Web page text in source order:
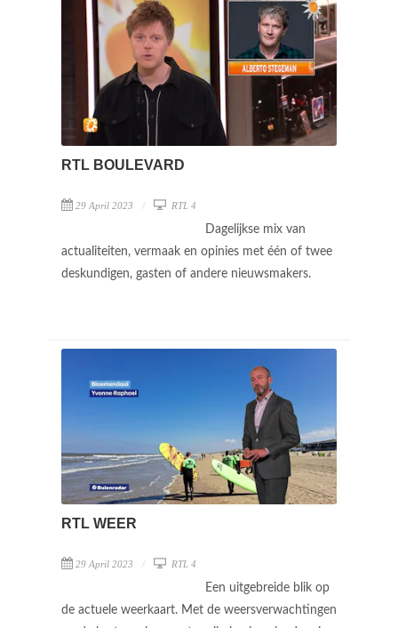
RTL BOULEVARD
29 April 2023 RTL 4
Dagelijkse mix van
actualiteiten, vermaak en opinies met één of twee
deskundigen, gasten of andere nieuwsmakers.
RTL WEER
29 April 2023 RTL 4
Een uitgebreide blik op
de actuele weerkaart. Met de weersverwachtingen